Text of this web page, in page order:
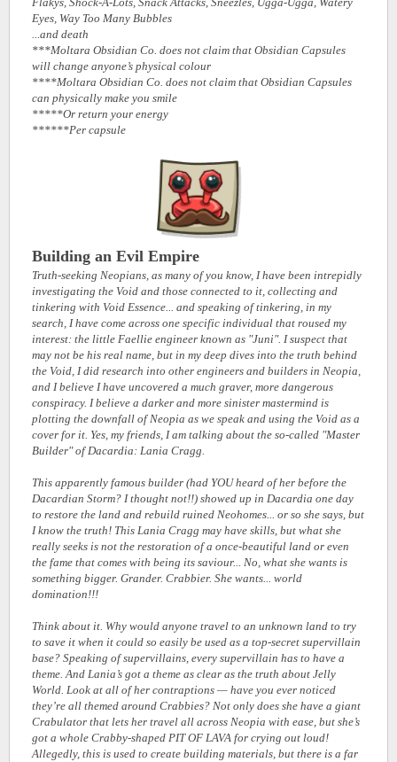
Eyes, Way Too Many Bubbles
...and death
***Moltara Obsidian Co. does not claim that Obsidian Capsules
will change anyone’s physical colour
****Moltara Obsidian Co. does not claim that Obsidian Capsules
can physically make you smile
*****Or return your energy
******Per capsule
Building an Evil Empire
Truth-seeking Neopians, as many of you know, I have been intrepidly
investigating the Void and those connected to it, collecting and
tinkering with Void Essence... and speaking of tinkering, in my
search, I have come across one specific individual that roused my
interest: the little Faellie engineer known as "Juni". I suspect that
may not be his real name, but in my deep dives into the truth behind
the Void, I did research into other engineers and builders in Neopia,
and I believe I have uncovered a much graver, more dangerous
conspiracy. I believe a darker and more sinister mastermind is
plotting the downfall of Neopia as we speak and using the Void as a
cover for it. Yes, my friends, I am talking about the so-called "Master
Builder" of Dacardia: Lania Cragg.
This apparently famous builder (had YOU heard of her before the
Dacardian Storm? I thought not!!) showed up in Dacardia one day
to restore the land and rebuild ruined Neohomes... or so she says, but
I know the truth! This Lania Cragg may have skills, but what she
really seeks is not the restoration of a once-beautiful land or even
the fame that comes with being its saviour... No, what she wants is
something bigger. Grander. Crabbier. She wants... world
domination!!!
Think about it. Why would anyone travel to an unknown land to try
to save it when it could so easily be used as a top-secret supervillain
base? Speaking of supervillains, every supervillain has to have a
theme. And Lania’s got a theme as clear as the truth about Jelly
World. Look at all of her contraptions — have you ever noticed
they’re all themed around Crabbies? Not only does she have a giant
Crabulator that lets her travel all across Neopia with ease, but she’s
got a whole Crabby-shaped PIT OF LAVA for crying out loud!
Allegedly, this is used to create building materials, but there is a far